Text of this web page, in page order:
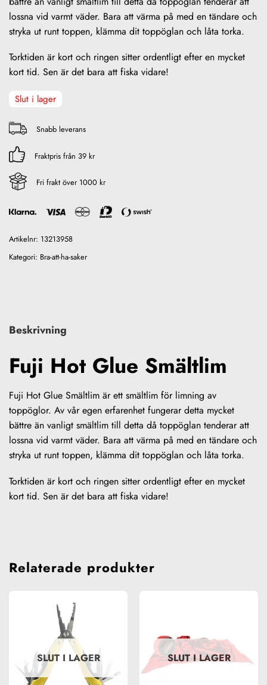
lossna vid varmt väder. Bara att värma på med en tändare och
stryka ut runt toppen, klämma dit toppöglan och låta torka.
Torktiden är kort och ringen sitter ordentligt efter en mycket
kort tid. Sen är det bara att fiska vidare!
Slut i lager
Snabb leverans
Fraktpris från 39 kr
Fri frakt över 1000 kr
Artikelnr: 13213958
Kategori: Bra-att-ha-saker
Beskrivning
Fuji Hot Glue Smältlim
Fuji Hot Glue Smältlim är ett smältlim för limning av
toppöglor. Av vår egen erfarenhet fungerar detta mycket
bättre än vanligt smältlim till detta då toppöglan tenderar att
lossna vid varmt väder. Bara att värma på med en tändare och
stryka ut runt toppen, klämma dit toppöglan och låta torka.
Torktiden är kort och ringen sitter ordentligt efter en mycket
kort tid. Sen är det bara att fiska vidare!
Relaterade produkter
SLUT I LAGER SLUT I LAGER